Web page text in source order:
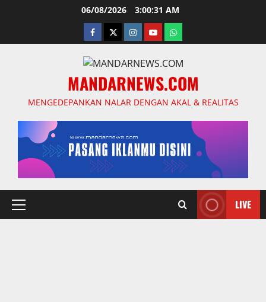
06/08/2026 3:00:33 AM
facebooktwitterinstagram.com
youtubewhatsapp
MANDARNEWS.COM
MENGEDEPANKAN NALAR DENGAN AKAL & REALITAS
Primary
LIVE